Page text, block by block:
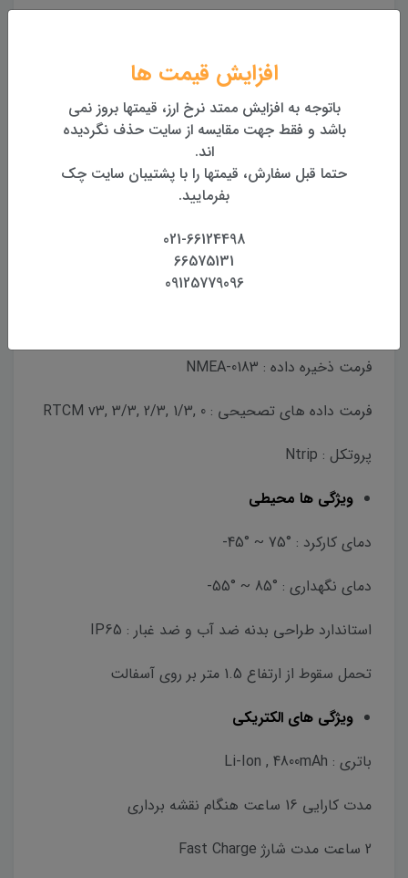
ماهواره ای
قابلیت ردیابی تعداد 1408 کانال به صورت همزمان
GPS : L1C/A,L2P,L2C,L5,L1C
BDS : B1I,B2I,B3I,B1C,B2a,B2b
Galileo : E1,E5a,E5b,E6
فرمت ذخیره داده : NMEA-0183
فرمت داده های تصحیحی : RTCM v3, 3/3, 2/3, 1/3, 0
پروتکل : Ntrip
ویژگی ها محیطی
دمای کارکرد : °75 ~ °45-
دمای نگهداری : °85 ~ °55-
استاندارد طراحی بدنه ضد آب و ضد غبار : IP65
تحمل سقوط از ارتفاع 1.5 متر بر روی آسفالت
ویژگی های الکتریکی
باتری : Li-Ion , 4800mAh
مدت کارایی 16 ساعت هنگام نقشه برداری
2 ساعت مدت شارژ Fast Charge
افزایش قیمت ها
باتوجه به افزایش ممتد نرخ ارز، قیمتها بروز نمی
باشد و فقط جهت مقایسه از سایت حذف نگردیده
اند.
حتما قبل سفارش، قیمتها را با پشتیبان سایت چک
بفرمایید.
021-66124498
66575131
09125779096